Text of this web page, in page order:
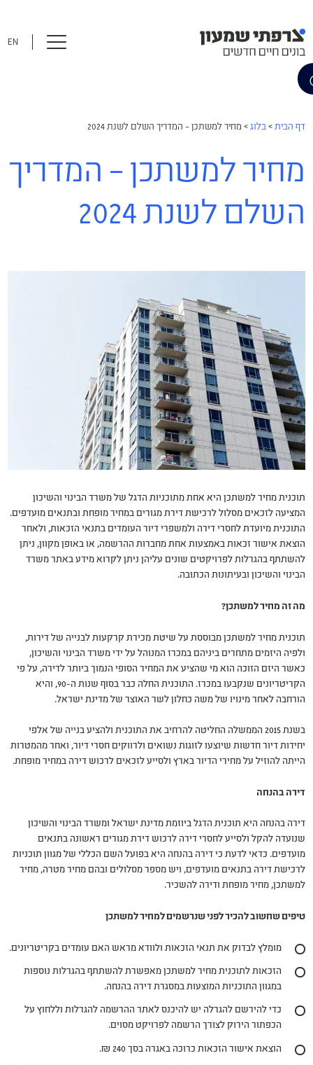
EN
דף הבית > בלוג > מחיר למשתכן – המדריך השלם לשנת 2024
מחיר למשתכן – המדריך
השלם לשנת 2024
תוכנית מחיר למשתכן היא אחת מתוכניות הדגל של משרד הבינוי והשיכון
המציעה לזכאים מסלול לרכישת דירת מגורים במחיר מופחת ובתנאים מועדפים.
התוכנית מיועדת לחסרי דירה ולמשפרי דיור העומדים בתנאי הזכאות, ולאחר
הוצאת אישור זכאות באמצעות אחת מחברות ההרשמה, או באופן מקוון, ניתן
להשתתף בהגרלות לפרויקטים שונים עליהן ניתן לקרוא מידע באתר משרד
הבינוי והשיכון ובעיתונות הכתובה.
מה זה מחיר למשתכן?
תוכנית מחיר למשתכן מבוססת על שיטת מכירת קרקעות לבנייה של דירות,
ולפיה היזמים מתחרים ביניהם במכרז המנוהל על ידי משרד הבינוי והשיכון,
כאשר היזם הזוכה הוא מי שהציע את המחיר הסופי הנמוך ביותר לדירה, על פי
הקריטריונים שנקבעו במכרז. התוכנית החלה כבר בסוף שנות ה-90, והיא
הורחבה לאחר מינויו של משה כחלון לשר האוצר של מדינת ישראל.
בשנת 2015 הממשלה החליטה להרחיב את התוכנית ולהציע בנייה של אלפי
יחידות דיור חדשות שיוצעו לזוגות נשואים ולרווקים חסרי דיור, ואחר מהמטרות
הייתה להוזיל על מחירי הדיור בארץ ולסייע לזכאים לרכוש דירה במחיר מופחת.
דירה בהנחה
דירה בהנחה היא תוכנית הדגל ביוזמת מדינת ישראל ומשרד הבינוי והשיכון
שנועדה להקל ולסייע לחסרי דירה לרכוש דירת מגורים ראשונה בתנאים
מועדפים. כדאי לדעת כי דירה בהנחה היא בפועל השם הכללי של מגוון תוכניות
לרכישת דירה בתנאים מועדפים, ויש מספר מסלולים ובהם מחיר מטרה, מחיר
למשתכן, מחיר מופחת ודירה להשכיר.
טיפים שחשוב להכיר לפני שנרשמים למחיר למשתכן
מומלץ לבדוק את תנאי הזכאות ולוודא מראש האם עומדים בקריטריונים.
הזכאות לתוכנית מחיר למשתכן מאפשרת להשתתף בהגרלות נוספות
במגוון התוכניות המוצעות במסגרת דירה בהנחה.
כדי להירשם להגרלה יש להיכנס לאתר ההרשמה להגרלות וללחוץ על
הכפתור הירוק לצורך הרשמה לפרויקט מסוים.
הוצאת אישור הזכאות כרוכה באגרה בסך 240 ₪.